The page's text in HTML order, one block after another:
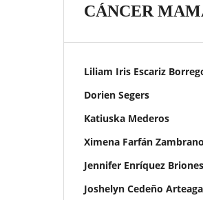
CÁNCER
Liliam Iris Escariz
Dorien Segers
Katiuska Mederos
Ximena Farfán Zambrano
Jennifer Enríquez Briones
Joshelyn Cedeño Arteaga